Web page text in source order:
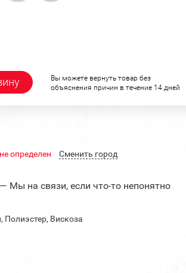
Вы можете вернуть товар без
объяснения причин в течение 14 дней
не определен Cменить город
— Мы на связи, если что-то непонятно
Полиэстер, Вискоза